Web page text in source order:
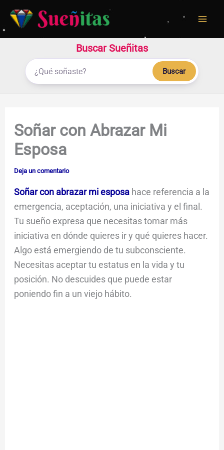
contenido
Buscar Sueñitas
Buscar
Soñar con Abrazar Mi
Esposa
Deja un comentario
Soñar con abrazar mi esposahace referencia a la
emergencia, aceptación, una iniciativa y el final.
Tu sueño expresa que necesitas tomar más
iniciativa en dónde quieres ir y qué quieres hacer.
Algo está emergiendo de tu subconsciente.
Necesitas aceptar tu estatus en la vida y tu
posición. No descuides que puede estar
poniendo fin a un viejo hábito.